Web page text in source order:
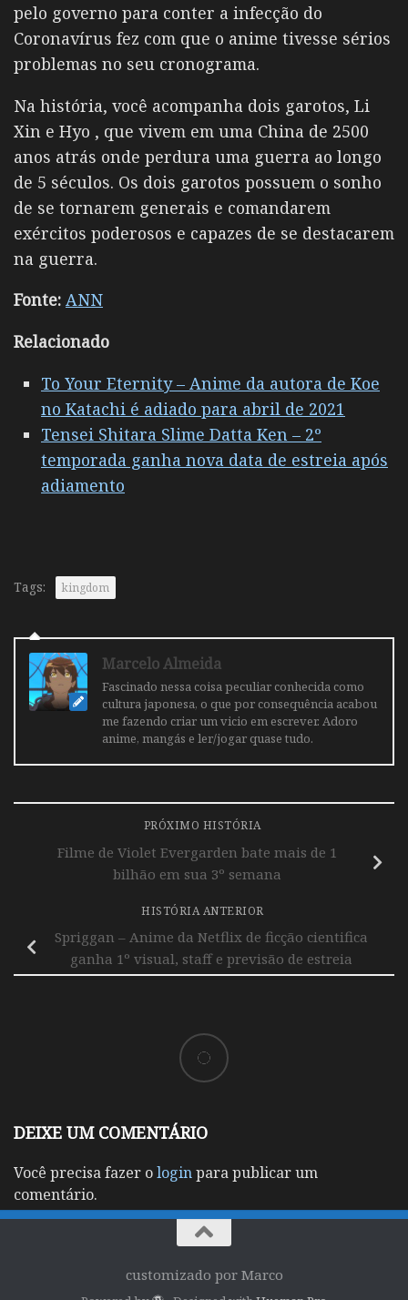
pelo governo para conter a infecção do
Coronavírus fez com que o anime tivesse sérios
problemas no seu cronograma.
Na história, você acompanha dois garotos, Li
Xin e Hyo , que vivem em uma China de 2500
anos atrás onde perdura uma guerra ao longo
de 5 séculos. Os dois garotos possuem o sonho
de se tornarem generais e comandarem
exércitos poderosos e capazes de se destacarem
na guerra.
Fonte: ANN
Relacionado
To Your Eternity – Anime da autora de Koe
no Katachi é adiado para abril de 2021
Tensei Shitara Slime Datta Ken – 2º
temporada ganha nova data de estreia após
adiamento
Tags: kingdom
Marcelo Almeida
Fascinado nessa coisa peculiar conhecida como
cultura japonesa, o que por consequência acabou
me fazendo criar um vicio em escrever. Adoro
anime, mangás e ler/jogar quase tudo.
PRÓXIMO HISTÓRIA
Filme de Violet Evergarden bate mais de 1
bilhão em sua 3º semana
HISTÓRIA ANTERIOR
Spriggan – Anime da Netflix de ficção cientifica
ganha 1º visual, staff e previsão de estreia
DEIXE UM COMENTÁRIO
Você precisa fazer ologinpara publicar um
comentário.
customizado por Marco